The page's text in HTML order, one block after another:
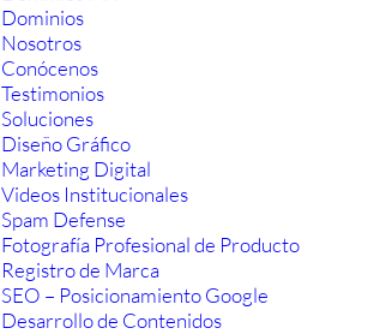
Dominios
Nosotros
Conócenos
Testimonios
Soluciones
Diseño Gráfico
Marketing Digital
Videos Institucionales
Spam Defense
Fotografía Profesional de Producto
Registro de Marca
SEO – Posicionamiento Google
Desarrollo de Contenidos